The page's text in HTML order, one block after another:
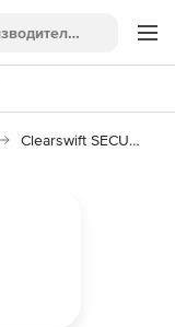
Clearswift SECURE Email Gateway